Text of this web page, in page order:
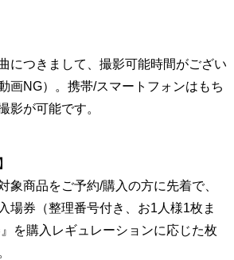
につきまして、撮影可能時間がござい
画NG）。携帯/スマートフォンはもち
影が可能です。
象商品をご予約/購入の方に先着で、
場券（整理番号付き、お1人様1枚ま
を購入レギュレーションに応じた枚